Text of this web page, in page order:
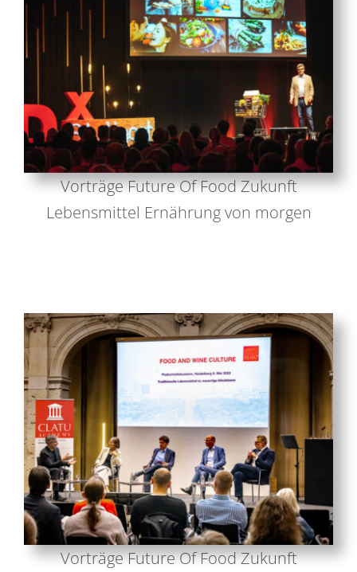
Vorträge Future Of Food Zukunft
Lebensmittel Ernährung von morgen
Vorträge Future Of Food Zukunft